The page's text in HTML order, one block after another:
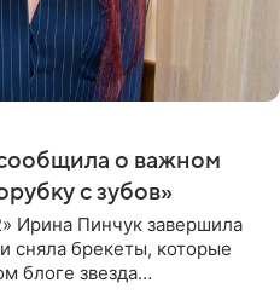
о важном
с зубов»
Ирина Пинчук завершила
сняла брекеты, которые
блоге звезда